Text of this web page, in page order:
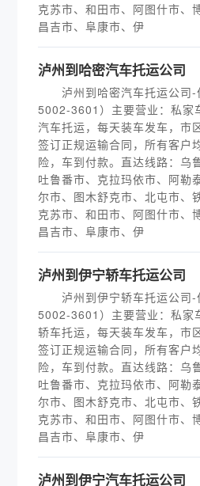
克苏市、和田市、阿图什市、
昌吉市、阜康市、伊
泸州到哈密汽车托运公司
泸州到哈密汽车托运公司-
5002-3601）主要营业：私家
汽车托运，每天装车发车，市
签订正规运输合同，所有客户
险，车到付款。直达线路：乌
吐鲁番市、克拉玛依市、阿勒
尔市、图木舒克市、北屯市、
克苏市、和田市、阿图什市、
昌吉市、阜康市、伊
泸州到伊宁轿车托运公司
泸州到伊宁轿车托运公司-
5002-3601）主要营业：私家
轿车托运，每天装车发车，市
签订正规运输合同，所有客户
险，车到付款。直达线路：乌
吐鲁番市、克拉玛依市、阿勒
尔市、图木舒克市、北屯市、
克苏市、和田市、阿图什市、
昌吉市、阜康市、伊
泸州到伊宁汽车托运公司